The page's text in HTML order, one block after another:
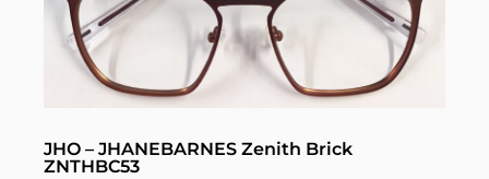
JHO – JHANEBARNES Zenith Brick
ZNTHBC53